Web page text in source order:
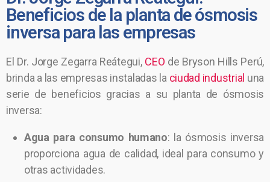
Beneficios de la planta de ósmosis
inversa para las empresas
El Dr. Jorge Zegarra Reátegui, CEO de Bryson Hills Perú,
brinda a las empresas instaladas la ciudad industrial una
serie de beneficios gracias a su planta de ósmosis
inversa:
Agua para consumo humano: la ósmosis inversa
proporciona agua de calidad, ideal para consumo y
otras actividades.